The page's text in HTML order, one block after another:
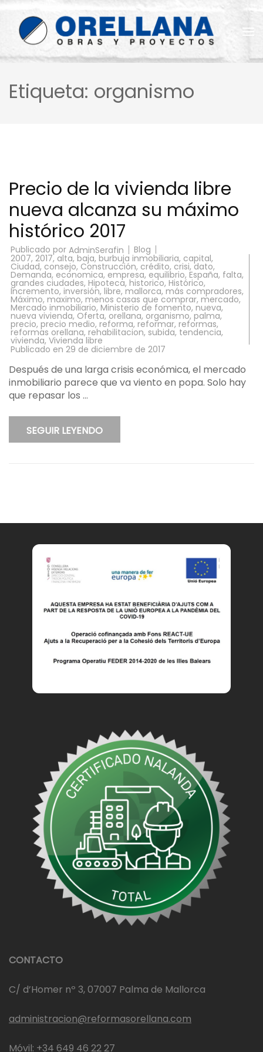
Saltar
contenido
(presiona
la
Intro)
Reformas Orellana
Etiqueta: organismo
Precio de la vivienda libre
nueva alcanza su máximo
histórico 2017
Publicado por AdminSerafin Blog
2007, 2017, alta, baja, burbuja inmobiliaria, capital,
Ciudad, consejo, Construcción, crédito, crisi, dato,
Demanda, economica, empresa, equilibrio, España, falta,
grandes ciudades, Hipoteca, historico, Histórico,
Incremento, inversión, libre, mallorca,más compradores,
Máximo, maximo, menos casas que comprar, mercado,
Mercado inmobiliario, Ministerio de fomento, nueva,
nueva vivienda, Oferta, orellana, organismo,palma,
precio, precio medio, reforma, reformar, reformas,
reformas orellana, rehabilitacion, subida, tendencia,
vivienda, Vivienda libre
Publicado en 29 de diciembre de 2017
Después de una larga crisis económica, el mercado
inmobiliario parece que va viento en popa. Solo hay
que repasar los …
SEGUIR LEYENDO
CONTACTO
C/ d’Homer nº 3, 07007 Palma de Mallorca
administracion@reformasorellana.com
Móvil: +34 649 46 22 27